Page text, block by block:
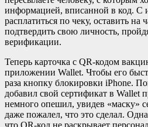
информацией, вписанной в код.
расплатиться по чеку, оставить
подтвердить свою личность,
верификации.
Теперь карточка с QR-кодом
приложении Wallet. Чтобы его
раза кнопку блокировки iPhone.
добавил свой сертификат в
немного опешил, увидев «маску»
даже пожалел, что это сделал.
что QR-код не раскрывает